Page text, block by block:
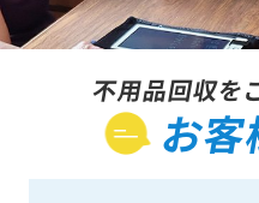
不用品回収を
お